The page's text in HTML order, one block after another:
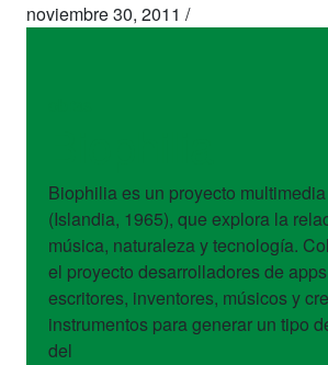
noviembre 30, 2011 /
Biophilia es un proyecto
(Islandia, 1965), que explora la
música, naturaleza y tecnología.
el proyecto desarrolladores de
escritores, inventores, músicos y
instrumentos para generar un tipo
del